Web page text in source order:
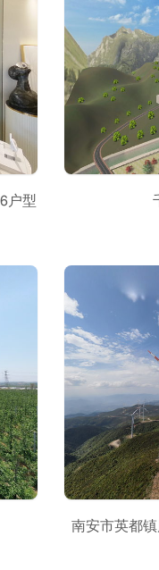
户型
南安市英都